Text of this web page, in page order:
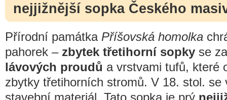
nejjižnější sopka Českého
Přírodní památka Příšovská homolka
pahorek – zbytek třetihorní sopky se
lávových proudů a vrstvami tufů, které
zbytky třetihorních stromů. V 18. stol.
stavební materiál. Tato sopka je prý